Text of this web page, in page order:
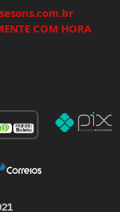
COM HORA